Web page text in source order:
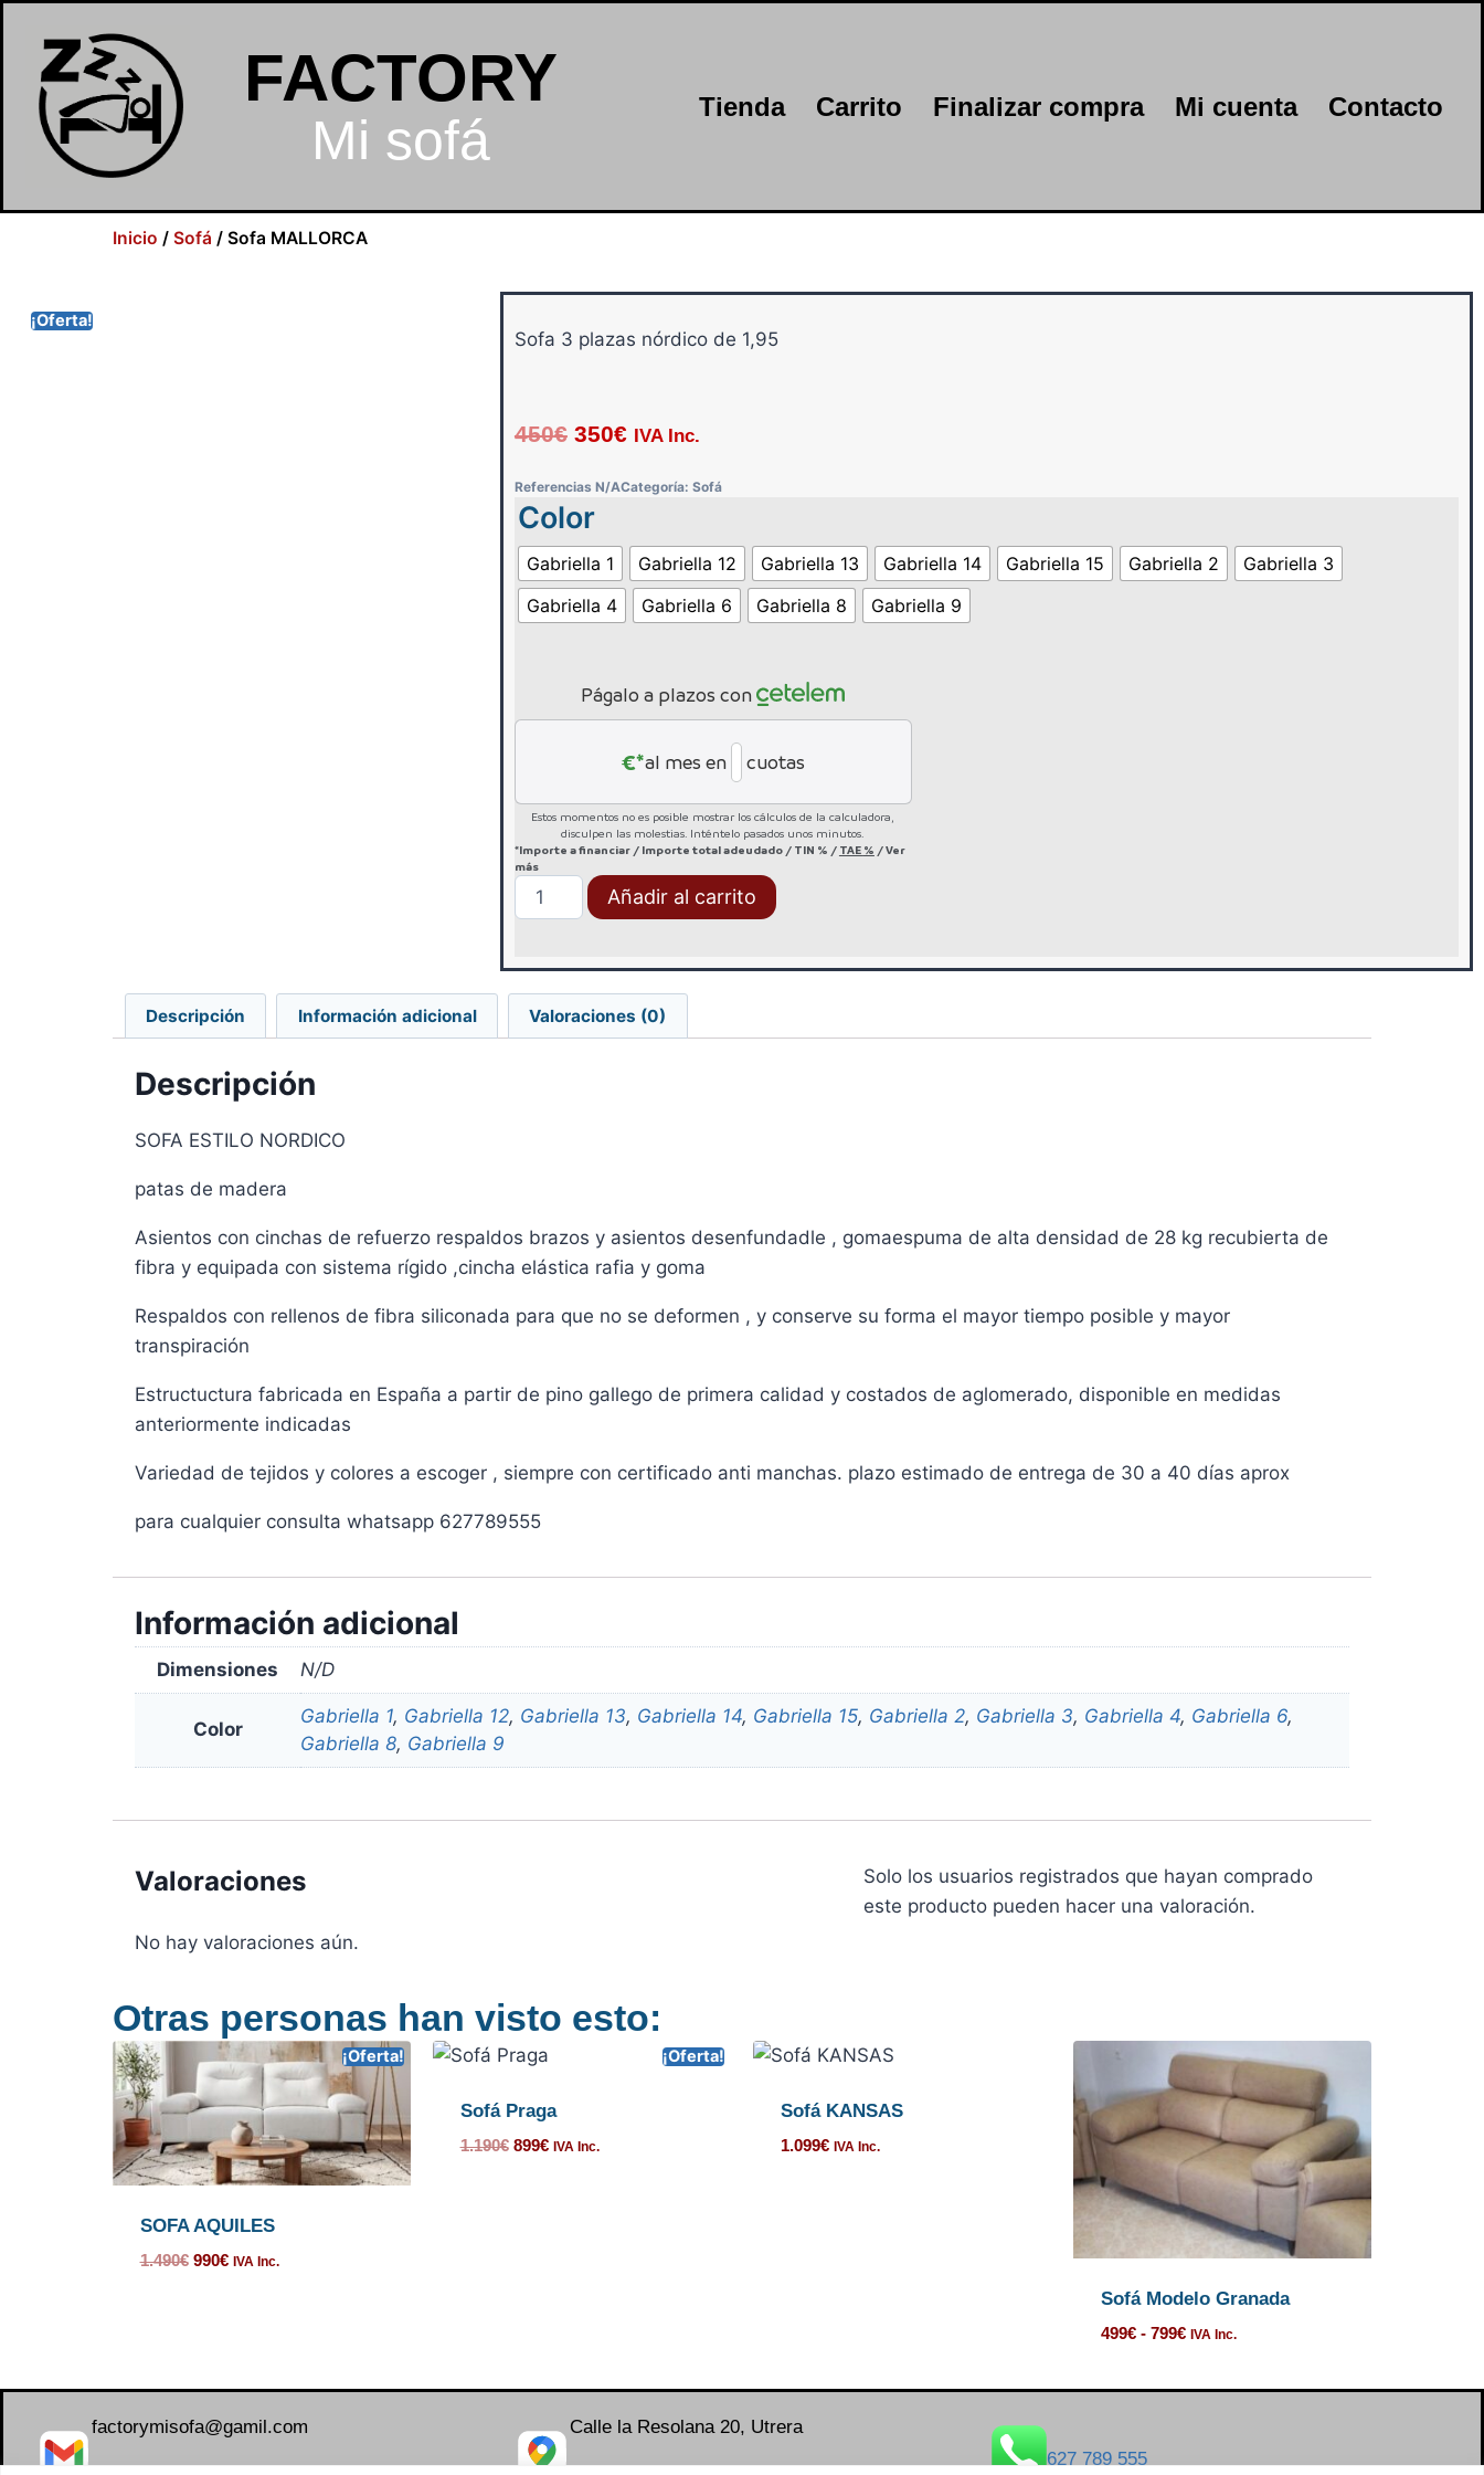
FACTORY
Mi sofá
Tienda Carrito Finalizar compra Mi cuenta Contacto
Inicio / Sofá / Sofa MALLORCA
¡Oferta!
Sofa 3 plazas nórdico de 1,95
450€ 350€ IVA Inc.
Referencias N/ACategoría: Sofá
Color
Gabriella 1 Gabriella 12 Gabriella 13 Gabriella 14 Gabriella 15 Gabriella 2
Gabriella 3
Gabriella 4
Gabriella 6 Gabriella 8 Gabriella 9
Págalo a plazos con
€*al mes en cuotas
Estos momentos no es posible mostrar los cálculos de la calculadora,
disculpen las molestias. Inténtelo pasados unos minutos.
*Importe a financiar / Importe total adeudado / TIN % / TAE % /Ver
más
Añadir al carrito
Descripción Información adicional Valoraciones (0)
Descripción
SOFA ESTILO NORDICO
patas de madera
Asientos con cinchas de refuerzo respaldos brazos y asientos desenfundadle , gomaespuma de alta densidad de 28 kg recubierta de
fibra y equipada con sistema rígido ,cincha elástica rafia y goma
Respaldos con rellenos de fibra siliconada para que no se deformen , y conserve su forma el mayor tiempo posible y mayor
transpiración
Estructuctura fabricada en España a partir de pino gallego de primera calidad y costados de aglomerado, disponible en medidas
anteriormente indicadas
Variedad de tejidos y colores a escoger , siempre con certificado anti manchas. plazo estimado de entrega de 30 a 40 días aprox
para cualquier consulta whatsapp 627789555
Información adicional
Dimensiones N/D
Color
Gabriella 1, Gabriella 12, Gabriella 13, Gabriella 14, Gabriella 15, Gabriella 2, Gabriella 3, Gabriella 4, Gabriella 6,
Gabriella 8, Gabriella 9
Valoraciones
No hay valoraciones aún.
Solo los usuarios registrados que hayan comprado
este producto pueden hacer una valoración.
Otras personas han visto esto:
¡Oferta!
SOFA AQUILES
1.490€ 990€ IVA Inc.
¡Oferta!
Sofá Praga
1.190€ 899€ IVA Inc.
Sofá KANSAS
1.099€ IVA Inc.
Sofá Modelo Granada
499€ - 799€ IVA Inc.
factorymisofa@gamil.com
Calle la Resolana 20, Utrera
627 789 555